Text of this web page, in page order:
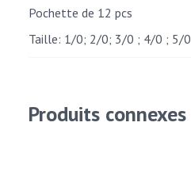
Pochette de 12 pcs
Taille: 1/0; 2/0; 3/0 ; 4/0 ; 5/0
Produits connexes